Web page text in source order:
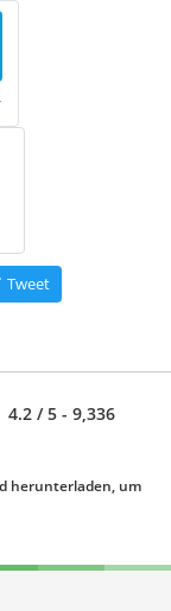
Tweet
4.2 / 5 - 9,336
herunterladen, um